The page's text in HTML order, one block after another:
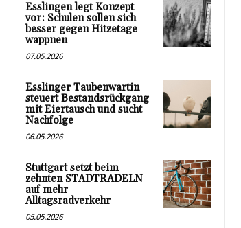
Esslingen legt Konzept
vor: Schulen sollen sich
besser gegen Hitzetage
wappnen
07.05.2026
Esslinger Taubenwartin
steuert Bestandsrückgang
mit Eiertausch und sucht
Nachfolge
06.05.2026
Stuttgart setzt beim
zehnten STADTRADELN
auf mehr
Alltagsradverkehr
05.05.2026